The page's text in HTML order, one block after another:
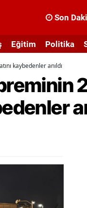
Son
Eğitim Politika
kaybedenler anıldı